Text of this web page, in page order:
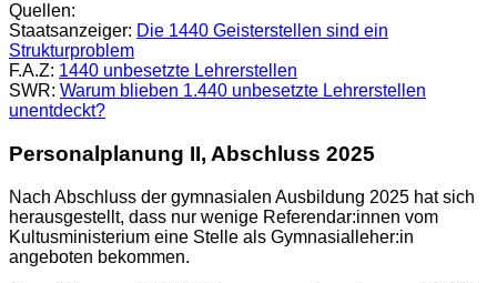
Quellen:
Staatsanzeiger: Die 1440 Geisterstellen sind ein
Strukturproblem
F.A.Z: 1440 unbesetzte Lehrerstellen
SWR: Warum blieben 1.440 unbesetzte Lehrerstellen
unentdeckt?
Personalplanung II, Abschluss 2025
Nach Abschluss der gymnasialen Ausbildung 2025 hat sich
herausgestellt, dass nur wenige Referendar:innen vom
Kultusministerium eine Stelle als Gymnasialleher:in
angeboten bekommen.